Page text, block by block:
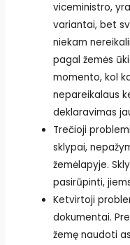
viceministro,
variantai, bet
niekam
pagal žemės
momento, kol
nepareikalaus
deklaravimas
Trečioji
sklypai,
žemėlapyje.
pasirūpinti,
Ketvirtoji
dokumentai.
žemę naudoti